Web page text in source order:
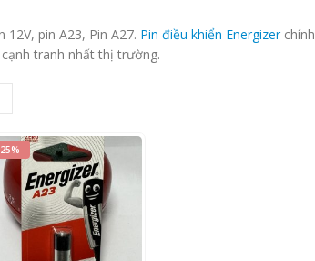
pin A23, Pin A27. Pin điều khiển Energizer
tranh nhất thị trường.
out of 530.000₫